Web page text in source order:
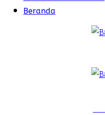
Beranda